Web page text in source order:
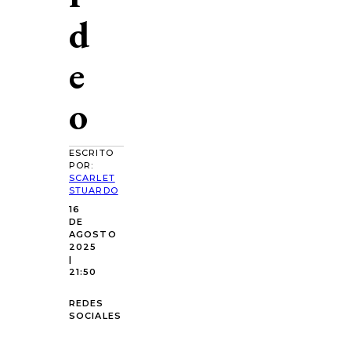
d
e
o
ESCRITO
POR:
SCARLET
STUARDO
16
DE
AGOSTO
2025
|
21:50
REDES
SOCIALES